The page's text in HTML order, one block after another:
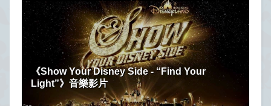
《Show Your Disney Side - “Find Your
Light”》音樂影片